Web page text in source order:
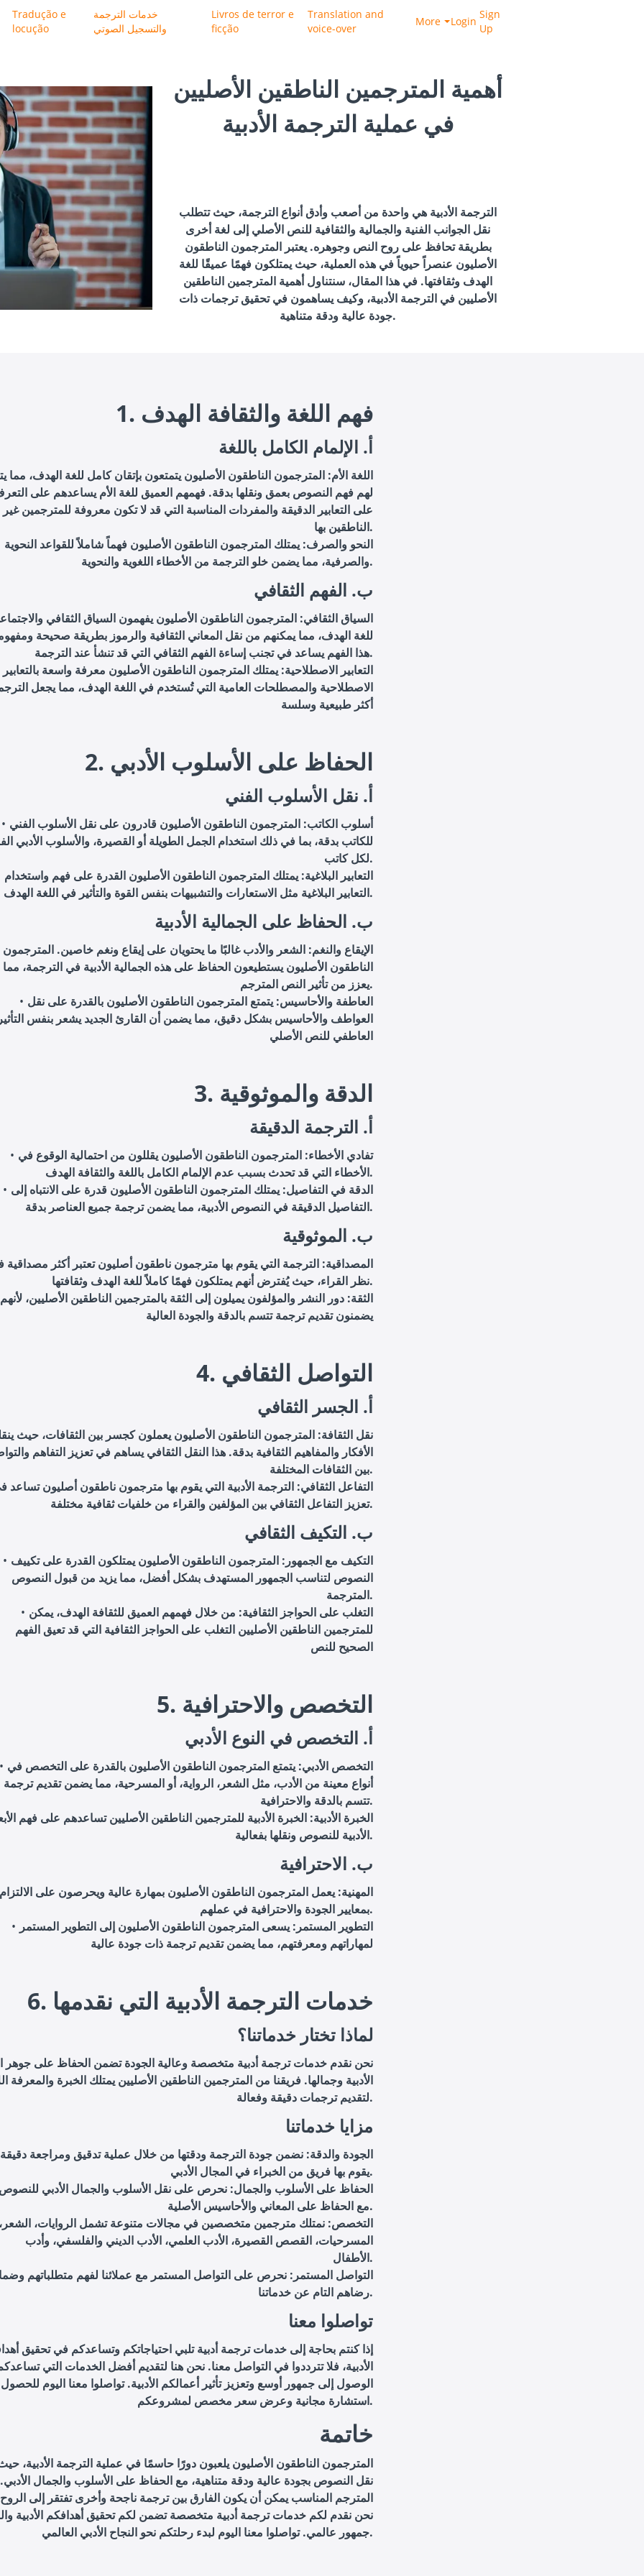
Tradução e
locução
خدمات الترجمة
والتسجيل الصوتي
Livros de terror e
ficção
Translation and
voice-over
More Login
Sign
Up
أهمية المترجمين الناطقين الأصليين
في عملية الترجمة الأدبية
الترجمة الأدبية هي واحدة من أصعب وأدق أنواع الترجمة، حيث تتطلب
نقل الجوانب الفنية والجمالية والثقافية للنص الأصلي إلى لغة أخرى
بطريقة تحافظ على روح النص وجوهره. يعتبر المترجمون الناطقون
الأصليون عنصراً حيوياً في هذه العملية، حيث يمتلكون فهمًا عميقًا للغة
الهدف وثقافتها. في هذا المقال، سنتناول أهمية المترجمين الناطقين
الأصليين في الترجمة الأدبية، وكيف يساهمون في تحقيق ترجمات ذات
جودة عالية ودقة متناهية.
1. فهم اللغة والثقافة الهدف
أ. الإلمام الكامل باللغة
اللغة الأم: المترجمون الناطقون الأصليون يتمتعون بإتقان كامل للغة الهدف، مما
لهم فهم النصوص بعمق ونقلها بدقة. فهمهم العميق للغة الأم يساعدهم على
على التعابير الدقيقة والمفردات المناسبة التي قد لا تكون معروفة للمترجمين غير
الناطقين بها.
النحو والصرف: يمتلك المترجمون الناطقون الأصليون فهماً شاملاً للقواعد النحوية
والصرفية، مما يضمن خلو الترجمة من الأخطاء اللغوية والنحوية.
ب. الفهم الثقافي
السياق الثقافي: المترجمون الناطقون الأصليون يفهمون السياق الثقافي
للغة الهدف، مما يمكنهم من نقل المعاني الثقافية والرموز بطريقة صحيحة
هذا الفهم يساعد في تجنب إساءة الفهم الثقافي التي قد تنشأ عند الترجمة.
التعابير الاصطلاحية: يمتلك المترجمون الناطقون الأصليون معرفة واسعة بالتعابير
الاصطلاحية والمصطلحات العامية التي تُستخدم في اللغة الهدف، مما يجعل
أكثر طبيعية وسلسة
2. الحفاظ على الأسلوب الأدبي
أ. نقل الأسلوب الفني
أسلوب الكاتب: المترجمون الناطقون الأصليون قادرون على نقل الأسلوب الفني
للكاتب بدقة، بما في ذلك استخدام الجمل الطويلة أو القصيرة، والأسلوب الأدبي
لكل كاتب.
التعابير البلاغية: يمتلك المترجمون الناطقون الأصليون القدرة على فهم واستخدام
التعابير البلاغية مثل الاستعارات والتشبيهات بنفس القوة والتأثير في اللغة الهدف.
ب. الحفاظ على الجمالية الأدبية
الإيقاع والنغم: الشعر والأدب غالبًا ما يحتويان على إيقاع ونغم خاصين. المترجمون
الناطقون الأصليون يستطيعون الحفاظ على هذه الجمالية الأدبية في الترجمة، مما
يعزز من تأثير النص المترجم.
العاطفة والأحاسيس: يتمتع المترجمون الناطقون الأصليون بالقدرة على نقل
العواطف والأحاسيس بشكل دقيق، مما يضمن أن القارئ الجديد يشعر بنفس
العاطفي للنص الأصلي
3. الدقة والموثوقية
أ. الترجمة الدقيقة
تفادي الأخطاء: المترجمون الناطقون الأصليون يقللون من احتمالية الوقوع في
الأخطاء التي قد تحدث بسبب عدم الإلمام الكامل باللغة والثقافة الهدف.
الدقة في التفاصيل: يمتلك المترجمون الناطقون الأصليون قدرة على الانتباه إلى
التفاصيل الدقيقة في النصوص الأدبية، مما يضمن ترجمة جميع العناصر بدقة.
ب. الموثوقية
المصداقية: الترجمة التي يقوم بها مترجمون ناطقون أصليون تعتبر أكثر مصداقية
نظر القراء، حيث يُفترض أنهم يمتلكون فهمًا كاملاً للغة الهدف وثقافتها.
الثقة: دور النشر والمؤلفون يميلون إلى الثقة بالمترجمين الناطقين الأصليين، لأنهم
يضمنون تقديم ترجمة تتسم بالدقة والجودة العالية
4. التواصل الثقافي
أ. الجسر الثقافي
نقل الثقافة: المترجمون الناطقون الأصليون يعملون كجسر بين الثقافات، حيث
الأفكار والمفاهيم الثقافية بدقة. هذا النقل الثقافي يساهم في تعزيز التفاهم
بين الثقافات المختلفة.
التفاعل الثقافي: الترجمة الأدبية التي يقوم بها مترجمون ناطقون أصليون تساعد
تعزيز التفاعل الثقافي بين المؤلفين والقراء من خلفيات ثقافية مختلفة.
ب. التكيف الثقافي
التكيف مع الجمهور: المترجمون الناطقون الأصليون يمتلكون القدرة على تكييف
النصوص لتناسب الجمهور المستهدف بشكل أفضل، مما يزيد من قبول النصوص
المترجمة.
التغلب على الحواجز الثقافية: من خلال فهمهم العميق للثقافة الهدف، يمكن
للمترجمين الناطقين الأصليين التغلب على الحواجز الثقافية التي قد تعيق الفهم
الصحيح للنص
5. التخصص والاحترافية
أ. التخصص في النوع الأدبي
التخصص الأدبي: يتمتع المترجمون الناطقون الأصليون بالقدرة على التخصص في
أنواع معينة من الأدب، مثل الشعر، الرواية، أو المسرحية، مما يضمن تقديم ترجمة
تتسم بالدقة والاحترافية.
الخبرة الأدبية: الخبرة الأدبية للمترجمين الناطقين الأصليين تساعدهم على فهم
الأدبية للنصوص ونقلها بفعالية.
ب. الاحترافية
المهنية: يعمل المترجمون الناطقون الأصليون بمهارة عالية ويحرصون على الالتزام
بمعايير الجودة والاحترافية في عملهم.
التطوير المستمر: يسعى المترجمون الناطقون الأصليون إلى التطوير المستمر
لمهاراتهم ومعرفتهم، مما يضمن تقديم ترجمة ذات جودة عالية
6. خدمات الترجمة الأدبية التي نقدمها
لماذا تختار خدماتنا؟
نحن نقدم خدمات ترجمة أدبية متخصصة وعالية الجودة تضمن الحفاظ على
الأدبية وجمالها. فريقنا من المترجمين الناطقين الأصليين يمتلك الخبرة والمعرفة
لتقديم ترجمات دقيقة وفعالة.
مزايا خدماتنا
الجودة والدقة: نضمن جودة الترجمة ودقتها من خلال عملية تدقيق ومراجعة دقيقة
يقوم بها فريق من الخبراء في المجال الأدبي.
الحفاظ على الأسلوب والجمال: نحرص على نقل الأسلوب والجمال الأدبي
مع الحفاظ على المعاني والأحاسيس الأصلية.
التخصص: نمتلك مترجمين متخصصين في مجالات متنوعة تشمل الروايات،
المسرحيات، القصص القصيرة، الأدب العلمي، الأدب الديني والفلسفي، وأدب
الأطفال.
التواصل المستمر: نحرص على التواصل المستمر مع عملائنا لفهم متطلباتهم
رضاهم التام عن خدماتنا.
تواصلوا معنا
إذا كنتم بحاجة إلى خدمات ترجمة أدبية تلبي احتياجاتكم وتساعدكم في تحقيق
الأدبية، فلا تترددوا في التواصل معنا. نحن هنا لتقديم أفضل الخدمات التي
الوصول إلى جمهور أوسع وتعزيز تأثير أعمالكم الأدبية. تواصلوا معنا اليوم
استشارة مجانية وعرض سعر مخصص لمشروعكم.
خاتمة
المترجمون الناطقون الأصليون يلعبون دورًا حاسمًا في عملية الترجمة الأدبية،
نقل النصوص بجودة عالية ودقة متناهية، مع الحفاظ على الأسلوب والجمال الأدبي.
المترجم المناسب يمكن أن يكون الفارق بين ترجمة ناجحة وأخرى تفتقر إلى الروح
نحن نقدم لكم خدمات ترجمة أدبية متخصصة تضمن لكم تحقيق أهدافكم الأدبية
جمهور عالمي. تواصلوا معنا اليوم لبدء رحلتكم نحو النجاح الأدبي العالمي.